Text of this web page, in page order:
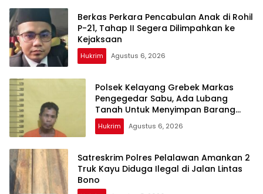
Berkas Perkara Pencabulan Anak di Rohil
P-21, Tahap II Segera Dilimpahkan ke
Kejaksaan
Hukrim Agustus 6, 2026
Polsek Kelayang Grebek Markas
Pengegedar Sabu, Ada Lubang
Tanah Untuk Menyimpan Barang
Bukti
Hukrim Agustus 6, 2026
Satreskrim Polres Pelalawan Amankan 2
Truk Kayu Diduga Ilegal di Jalan Lintas
Bono